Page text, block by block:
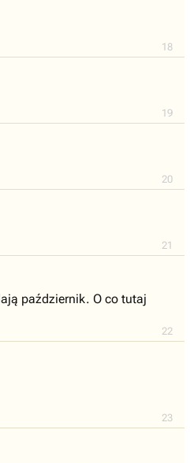
18
19
20
21
22
październik. O co tutaj
23